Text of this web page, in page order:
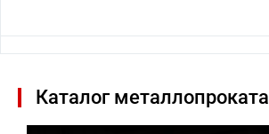
Каталог металлопроката